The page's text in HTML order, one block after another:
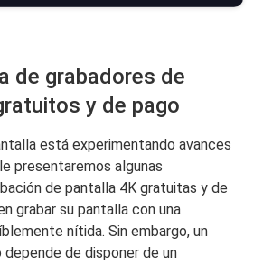
de grabadores de
y de pago
está experimentando avances
presentaremos algunas
de pantalla 4K gratuitas y de
grabar su pantalla con una
nítida. Sin embargo, un
de disponer de un